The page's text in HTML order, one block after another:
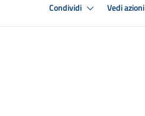
Condividi Vedi azioni